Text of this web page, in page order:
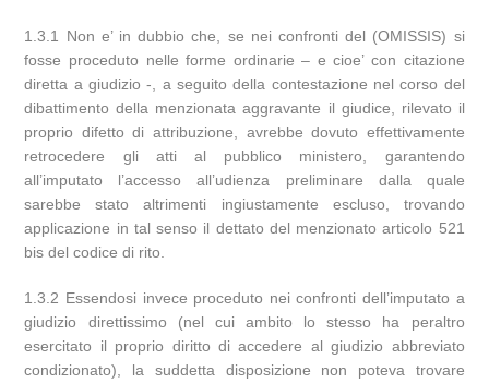
1.3.1 Non e’ in dubbio che, se nei confronti del (OMISSIS) si
fosse proceduto nelle forme ordinarie – e cioe’ con citazione
diretta a giudizio -, a seguito della contestazione nel corso del
dibattimento della menzionata aggravante il giudice, rilevato il
proprio difetto di attribuzione, avrebbe dovuto effettivamente
retrocedere gli atti al pubblico ministero, garantendo
all’imputato l’accesso all’udienza preliminare dalla quale
sarebbe stato altrimenti ingiustamente escluso, trovando
applicazione in tal senso il dettato del menzionato articolo 521
bis del codice di rito.
1.3.2 Essendosi invece proceduto nei confronti dell’imputato a
giudizio direttissimo (nel cui ambito lo stesso ha peraltro
esercitato il proprio diritto di accedere al giudizio abbreviato
condizionato), la suddetta disposizione non poteva trovare